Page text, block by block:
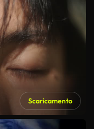
Scaricamento